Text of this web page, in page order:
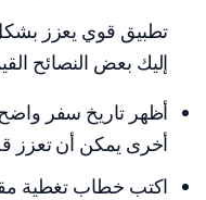
تطبيق قوي يعزز
إليك بعض النصائح
أظهر تاريخ سفر
أخرى يمكن أن تعزز
اكتب خطاب تغطية